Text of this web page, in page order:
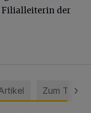
Filialleiterin der
Zum Thema